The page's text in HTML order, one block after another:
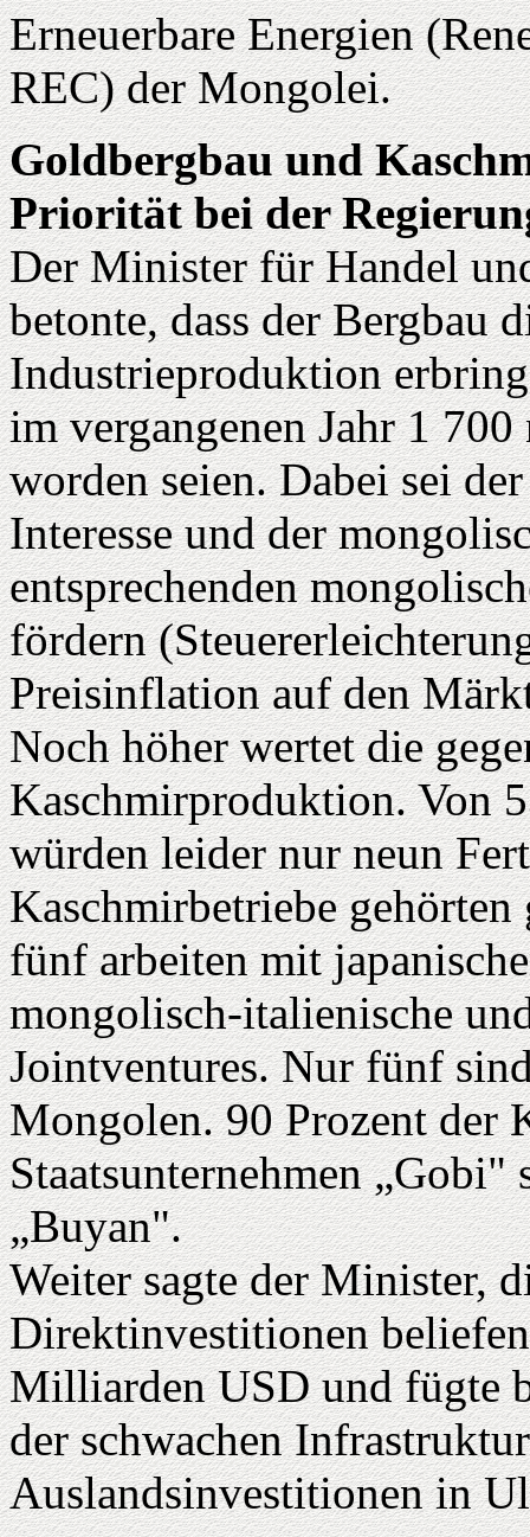
Erneuerbare Energien
REC) der Mongolei.
Goldbergbau und
Priorität bei der
Der Minister für Handel
betonte, dass der Bergbau
Industrieproduktion
im vergangenen Jahr 1
worden seien. Dabei sei
Interesse und der
entsprechenden
fördern
Preisinflation auf den
Noch höher wertet die
Kaschmirproduktion. Von
würden leider nur neun
Kaschmirbetriebe
fünf arbeiten mit
mongolisch-italienische
Jointventures. Nur fünf
Mongolen. 90 Prozent der
Staatsunternehmen „Gobi"
„Buyan".
Weiter sagte der Minister,
Direktinvestitionen
Milliarden USD und fügte
der schwachen
Auslandsinvestitionen in